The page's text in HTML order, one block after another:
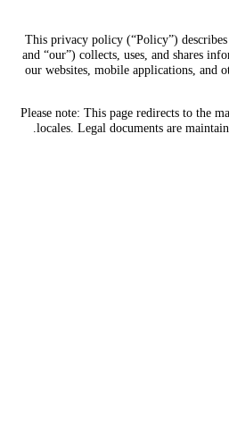
This privacy policy (“Policy”)
and “our”) collects, uses, and shares
our websites, mobile applications, and
Please note: This page redirects to the
locales. Legal documents are